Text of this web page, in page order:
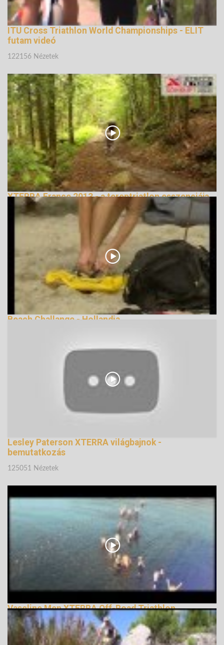
ITU Cross Triathlon World Championships - ELIT
futam videó
122156 Nézetek
XTERRA France 2013 - a tereptriatlon esszenciája
178465 Nézetek
Beach Challange - Hollandia
Lesley Paterson XTERRA világbajnok -
bemutatkozás
125051 Nézetek
Vaseline Men XTERRA Off-Road Triathlon
Philippines 2013
126399 Nézetek